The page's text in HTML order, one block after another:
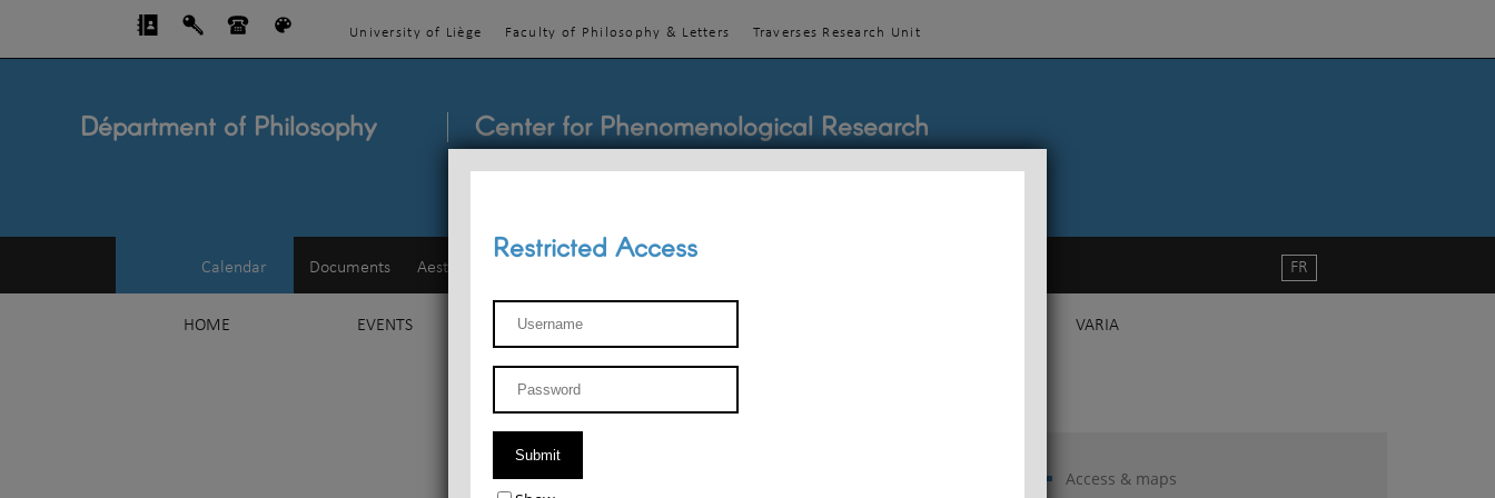
University of Liège Faculty of Philosophy & Letters Traverses Research Unit
Départment of Philosophy Center for Phenomenological Research
Calendar Documents Aesthetics
HOME EVENTS TEACHINGS VARIA
FR
Access & maps
Restricted Access